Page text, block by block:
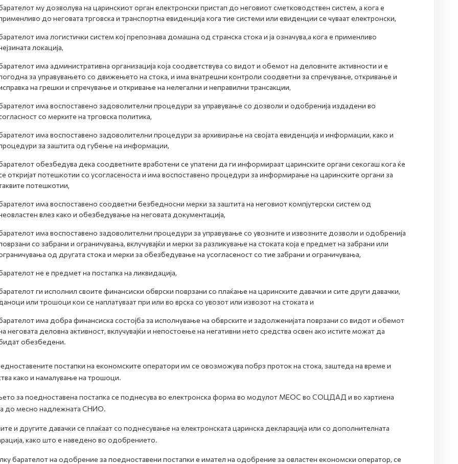
му дозволува на царинскиот орган електронски пристап до неговиот сметководствен систем, а кога е
до неговата трговска и транспортна евиденција кога тие системи или евиденции се чуваат електронски,
има логистички систем кој препознава домашна од странска стока и ја означува,а кога е применливо
локација,
има административна организација која соодветствува со видот и обемот на деловните активности и е
за управувањето со движењето на стока, и има внатрешни контроли соодветни за спречување, откривање и
на грешки и спречување и откривање на нелегални и неправилни трансакции,
има воспоставено задоволителни процедури за управување со дозволи и одобренија издадени во
со мерките на трговска политика,
има воспоставено задоволителни процедури за архивирање на својата евиденција и информации, како и
за заштита од губење на информации,
обезбедува дека соодветните вработени се упатени да ги информираат царинските органи секогаш кога ќе
откријат потешкотии со усогласеноста и има воспоставено процедури за информирање на царинските органи за
потешкотии,
има воспоставено соодветни безбедносни мерки за заштита на неговиот компјутерски систем од
влез како и обезбедување на неговата документација,
има воспоставено задоволителни процедури за управување со увозните и извозните дозволи и одобренија
со забрани и ограничувања, вклучувајќи и мерки за разликување на стоката која е предмет на забрани или
од другата стока и мерки за обезбедување на усогласеност со тие забрани и ограничувања,
не е предмет на постапка на ликвидација,
ги исполнил своите финансиски обврски поврзани со плаќање на царинските давачки и сите други давачки,
даноци или трошоци кои се наплатуваат при или во врска со увозот или извозот на стоката и
има добра финансиска состојба за исполнување на обврските и задолженијата поврзани со видот и обемот
неговата деловна активност, вклучувајќи и непостоење на негативни нето средства освен ако истите можат да
обезбедени.
постапки на економските оператори им се овозможува побрз проток на стока, заштеда на време и
како и намалување на трошоци.
за поедноставена постапка се поднесува во електронска форма во модулот МЕОС во СОЦДАД и во хартиена
до месно надлежната СНИО.
и другите давачки се плаќаат со поднесување на електронската царинска декларација или со дополнителната
како што е наведено во одобрението.
барателот на одобрение за поедноставени постапки е имател на одобрение за овластен економски оператор, се